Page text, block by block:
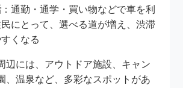
：通勤・通学・買い物などで車を利
にとって、選べる道が増え、渋滞
くなる
辺には、アウトドア施設、キャン
、温泉など、多彩なスポットがあ